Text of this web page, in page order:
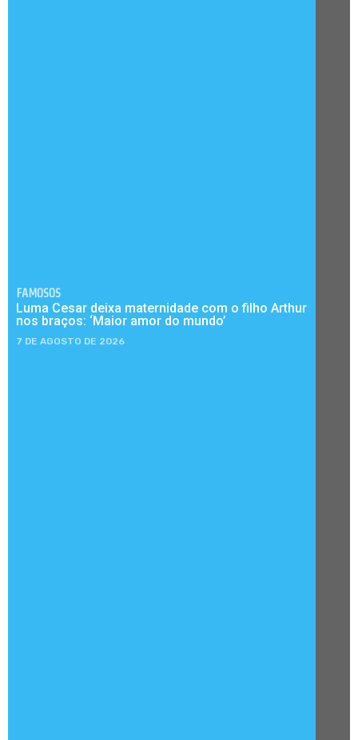
FAMOSOS
Luma Cesar deixa maternidade com o filho Arthur
nos braços: ‘Maior amor do mundo’
7 DE AGOSTO DE 2026